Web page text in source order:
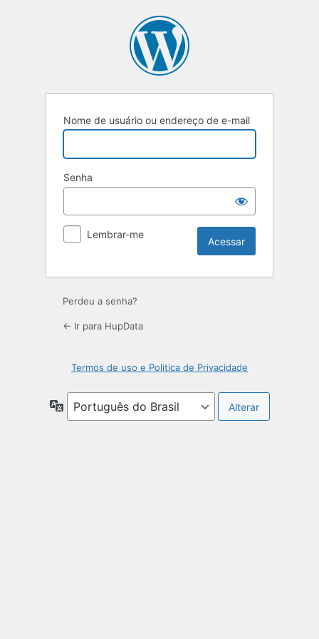
Nome de usuário ou endereço de e-mail
Senha
Lembrar-me
Perdeu a senha?
← Ir para HupData
Termos de uso e Politica de Privacidade
Idioma